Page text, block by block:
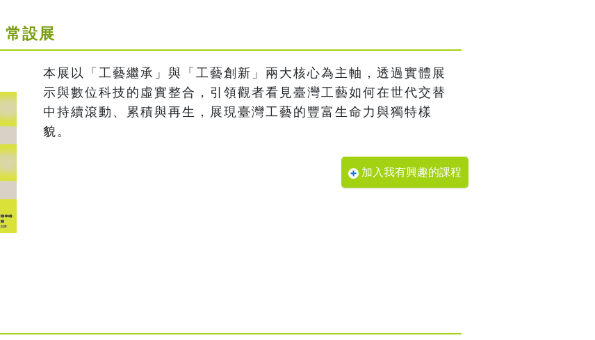
常設展
本展以「工藝繼承」與「工藝創新」兩大核心為主軸，透過實體展
示與數位科技的虛實整合，引領觀者看見臺灣工藝如何在世代交替
中持續滾動、累積與再生，展現臺灣工藝的豐富生命力與獨特樣
加入我有興趣的課程